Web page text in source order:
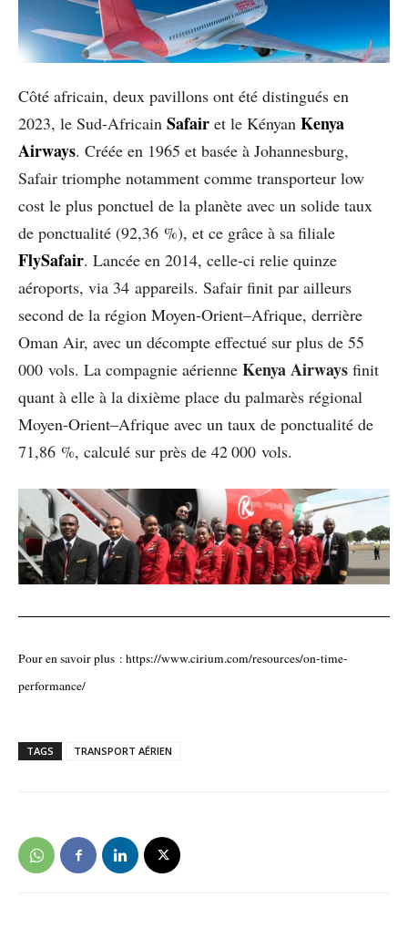
Côté africain, deux pavillons ont été distingués en
2023, le Sud-Africain Safair et le Kényan Kenya
Airways. Créée en 1965 et basée à Johannesburg,
Safair triomphe notamment comme transporteur low
cost le plus ponctuel de la planète avec un solide taux
de ponctualité (92,36 %), et ce grâce à sa filiale
FlySafair. Lancée en 2014, celle-ci relie quinze
aéroports, via 34 appareils. Safair finit par ailleurs
second de la région Moyen-Orient–Afrique, derrière
Oman Air, avec un décompte effectué sur plus de 55
000 vols. La compagnie aérienne Kenya Airways finit
quant à elle à la dixième place du palmarès régional
Moyen-Orient–Afrique avec un taux de ponctualité de
71,86 %, calculé sur près de 42 000 vols.
Pour en savoir plus : https://www.cirium.com/resources/on-time-
performance/
TAGS TRANSPORT AÉRIEN